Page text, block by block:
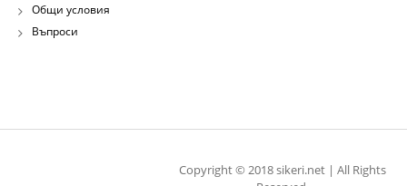
Общи условия
Въпроси
Copyright © 2018 sikeri.net | All Rights